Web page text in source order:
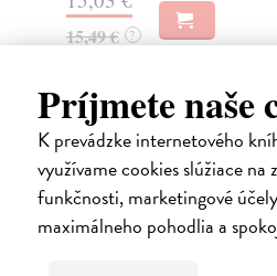
Príjmete naše
K prevádzke internetového
využívame cookies slúžiace na
funkčnosti, marketingové
maximálneho pohodlia a
15,49 € ?
Ďalšie z
svetové a